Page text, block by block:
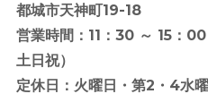
都城市天神町19-18
営業時間：11：30 ～ 15：
土日祝）
定休日：火曜日・第2・4水